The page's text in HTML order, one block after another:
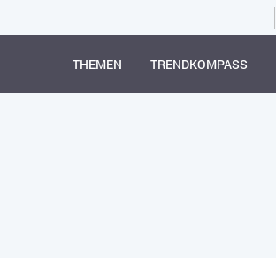
THEMEN TRENDKOMPASS